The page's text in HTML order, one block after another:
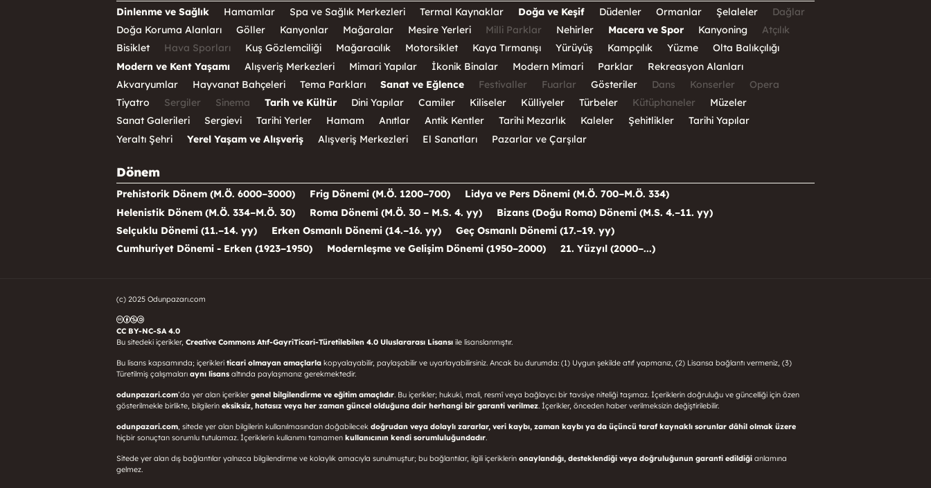
Dinlenme ve Sağlık Hamamlar Spa ve Sağlık Merkezleri Termal Kaynaklar Doğa ve Keşif Düdenler Ormanlar Şelaleler
Dağlar
Doğa Koruma Alanları
Göller Kanyonlar Mağaralar Mesire Yerleri Milli Parklar Nehirler Macera ve Spor Kanyoning
Atçılık
Bisiklet
Hava Sporları Kuş Gözlemciliği Mağaracılık Motorsiklet Kaya Tırmanışı Yürüyüş Kampçılık Yüzme
Olta Balıkçılığı
Modern ve Kent Yaşamı
Alışveriş Merkezleri Mimari Yapılar İkonik Binalar Modern Mimari Parklar
Rekreasyon Alanları
Akvaryumlar
Hayvanat Bahçeleri Tema Parkları Sanat ve Eğlence Festivaller Fuarlar Gösteriler Dans Konserler
Opera
Tiyatro
Sergiler Sinema Tarih ve Kültür Dini Yapılar Camiler Kiliseler Külliyeler Türbeler Kütüphaneler
Müzeler
Sanat Galerileri
Sergievi Tarihi Yerler Hamam Anıtlar Antik Kentler Tarihi Mezarlık Kaleler Şehitlikler
Tarihi Yapılar
Yeraltı Şehri
Yerel Yaşam ve Alışveriş Alışveriş Merkezleri El Sanatları Pazarlar ve Çarşılar
Dönem
Prehistorik Dönem (M.Ö. 6000–3000) Frig Dönemi (M.Ö. 1200–700)
Lidya ve Pers Dönemi (M.Ö. 700–M.Ö. 334)
Helenistik Dönem (M.Ö. 334–M.Ö. 30)
Roma Dönemi (M.Ö. 30 – M.S. 4. yy)
Bizans (Doğu Roma) Dönemi (M.S. 4.–11. yy)
Selçuklu Dönemi (11.–14. yy)
Erken Osmanlı Dönemi (14.–16. yy)
Geç Osmanlı Dönemi (17.–19. yy)
Cumhuriyet Dönemi - Erken (1923–1950)
Modernleşme ve Gelişim Dönemi (1950–2000) 21. Yüzyıl (2000–...)
(c) 2025 Odunpazarı.com
CC BY-NC-SA 4.0
Bu sitedeki içerikler, Creative Commons Atıf-GayriTicari-Türetilebilen 4.0 Uluslararası Lisansı ile lisanslanmıştır.
Bu lisans kapsamında; içerikleri ticari olmayan amaçlarla kopyalayabilir, paylaşabilir ve uyarlayabilirsiniz. Ancak bu durumda: (1) Uygun şekilde atıf yapmanız, (2) Lisansa bağlantı vermeniz, (3)
Türetilmiş çalışmaları aynı lisans altında paylaşmanız gerekmektedir.
odunpazari.com’da yer alan içerikler genel bilgilendirme ve eğitim amaçlıdır. Bu içerikler; hukuki, mali, resmî veya bağlayıcı bir tavsiye niteliği taşımaz. İçeriklerin doğruluğu ve güncelliği için özen
gösterilmekle birlikte, bilgilerin eksiksiz, hatasız veya her zaman güncel olduğuna dair herhangi bir garanti verilmez. İçerikler, önceden haber verilmeksizin değiştirilebilir.
odunpazari.com, sitede yer alan bilgilerin kullanılmasından doğabilecek doğrudan veya dolaylı zararlar, veri kaybı, zaman kaybı ya da üçüncü taraf kaynaklı sorunlar dâhil olmak üzere
hiçbir sonuçtan sorumlu tutulamaz. İçeriklerin kullanımı tamamen kullanıcının kendi sorumluluğundadır.
Sitede yer alan dış bağlantılar yalnızca bilgilendirme ve kolaylık amacıyla sunulmuştur; bu bağlantılar, ilgili içeriklerin onaylandığı, desteklendiği veya doğruluğunun garanti edildiği anlamına
gelmez.